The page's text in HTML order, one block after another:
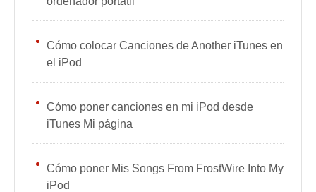
Cómo colocar Canciones de Another iTunes en
el iPod
Cómo poner canciones en mi iPod desde
iTunes Mi página
Cómo poner Mis Songs From FrostWire Into My
iPod